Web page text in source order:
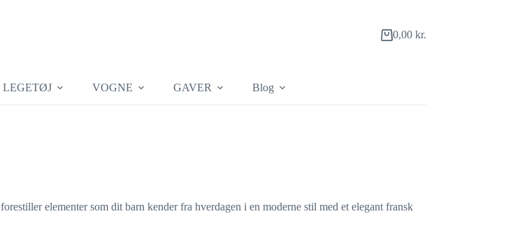
Indkøbskurv
0,00 kr.
LEGETØJ VOGNE GAVER Blog
forestiller elementer som dit barn kender fra hverdagen i en moderne stil med et elegant fransk